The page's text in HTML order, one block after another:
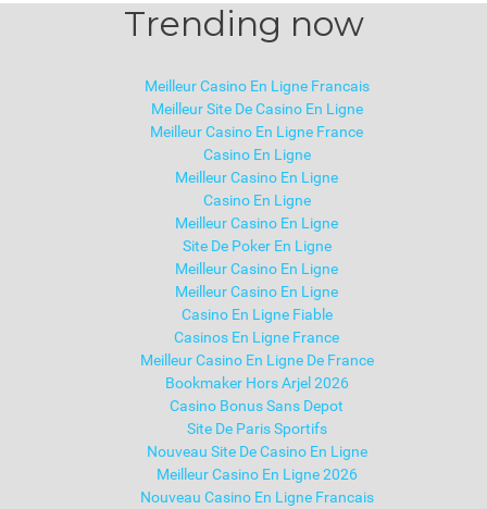
Trending now
Meilleur Casino En Ligne Francais
Meilleur Site De Casino En Ligne
Meilleur Casino En Ligne France
Casino En Ligne
Meilleur Casino En Ligne
Casino En Ligne
Meilleur Casino En Ligne
Site De Poker En Ligne
Meilleur Casino En Ligne
Meilleur Casino En Ligne
Casino En Ligne Fiable
Casinos En Ligne France
Meilleur Casino En Ligne De France
Bookmaker Hors Arjel 2026
Casino Bonus Sans Depot
Site De Paris Sportifs
Nouveau Site De Casino En Ligne
Meilleur Casino En Ligne 2026
Nouveau Casino En Ligne Francais